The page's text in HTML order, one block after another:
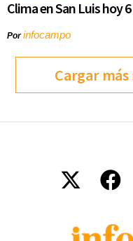
Clima en San Luis hoy
Porinfocampo
Cargar